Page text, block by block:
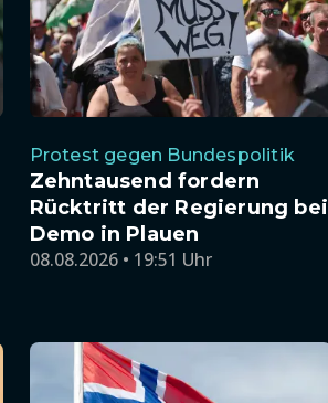
Protest gegen Bundespolitik
Zehntausend fordern
Rücktritt der Regierung bei
Demo in Plauen
08.08.2026 • 19:51 Uhr